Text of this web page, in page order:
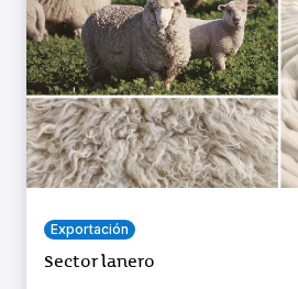
Exportación
Sector lanero